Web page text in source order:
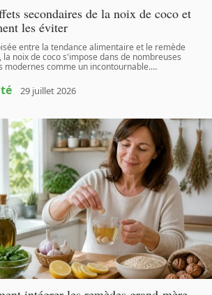
secondaires de la noix de coco et
les éviter
entre la tendance alimentaire et le remède
la noix de coco s'impose dans de nombreuses
modernes comme un incontournable.…
29 juillet 2026